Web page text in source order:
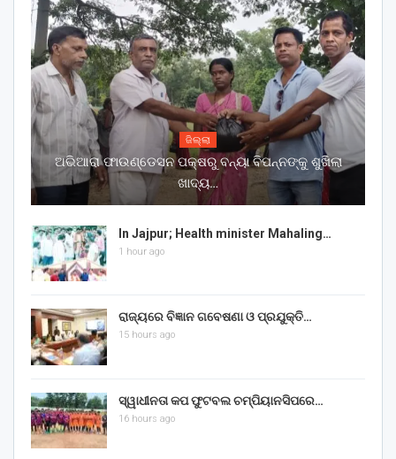
ଜିଲ୍ଲା
ଅଭିଆରା ଫାଉଣ୍ଡେସନ ପକ୍ଷରୁ ବନ୍ୟା ବିପନ୍ନଙ୍କୁ ଶୁଖିଲା
ଖାଦ୍ୟ…
In Jajpur; Health minister Mahaling…
1 hour ago
ରାଜ୍ୟରେ ବିଜ୍ଞାନ ଗବେଷଣା ଓ ପ୍ରଯୁକ୍ତି…
15 hours ago
ସ୍ୱାଧୀନତା କପ ଫୁଟବଲ ଚମ୍ପିୟାନସିପରେ…
16 hours ago